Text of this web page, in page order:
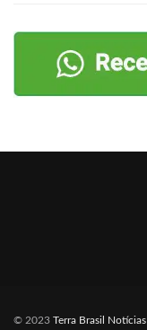
© 2023 Terra Brasil Notícias